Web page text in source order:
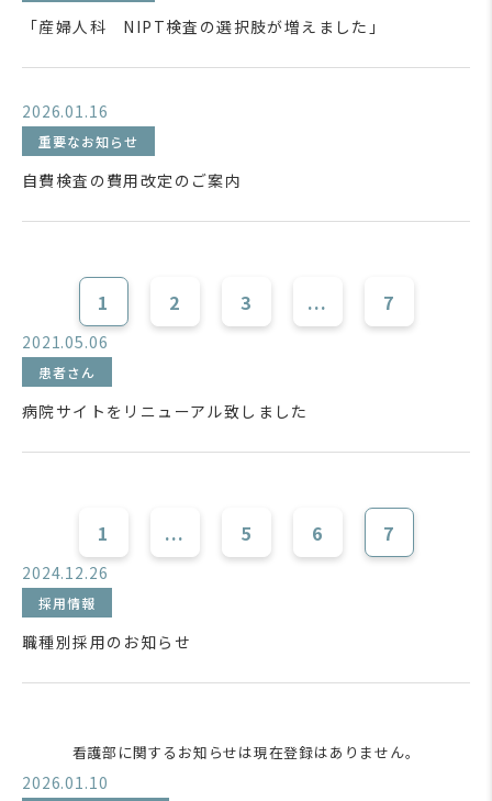
「産婦人科 NIPT検査の選択肢が増えました」
2026.01.16
重要なお知らせ
自費検査の費用改定のご案内
1 2 3 ... 7
2021.05.06
患者さん
病院サイトをリニューアル致しました
1 ... 5 6 7
2024.12.26
採用情報
職種別採用のお知らせ
看護部に関するお知らせは現在登録はありません。
2026.01.10